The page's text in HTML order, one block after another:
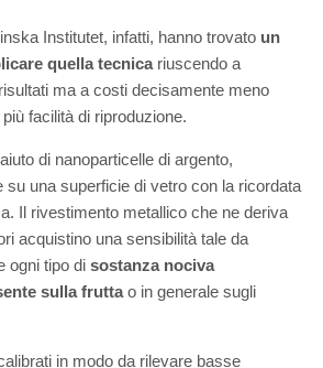
Institutet, infatti, hanno trovato un
quella tecnicariuscendo a
ma a costi decisamente meno
facilità di riproduzione.
di nanoparticelle di argento,
su una superficie di vetro con la ricordata
Il rivestimento metallico che ne deriva
acquistino una sensibilità tale da
ogni tipo di sostanza nociva
sulla fruttao in generale sugli
in modo da rilevare basse